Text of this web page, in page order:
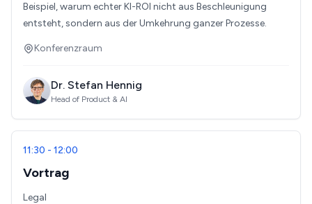
Beispiel, warum echter KI-ROI nicht aus Beschleunigung
entsteht, sondern aus der Umkehrung ganzer Prozesse.
Konferenzraum
Dr. Stefan Hennig
Head of Product & AI
11:30 - 12:00
Vortrag
Legal